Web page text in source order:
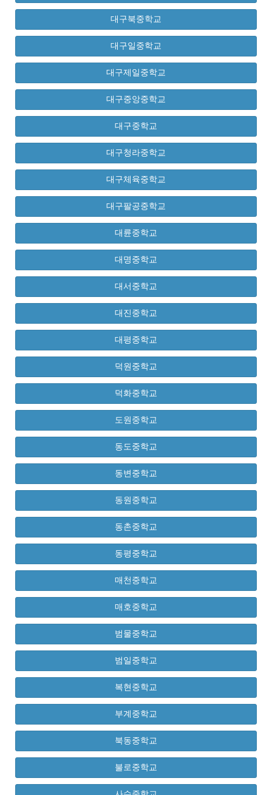
대구북중학교
대구일중학교
대구제일중학교
대구중앙중학교
대구중학교
대구청라중학교
대구체육중학교
대구팔공중학교
대륜중학교
대명중학교
대서중학교
대진중학교
대평중학교
덕원중학교
덕화중학교
도원중학교
동도중학교
동변중학교
동원중학교
동촌중학교
동평중학교
매천중학교
매호중학교
범물중학교
범일중학교
복현중학교
부계중학교
북동중학교
불로중학교